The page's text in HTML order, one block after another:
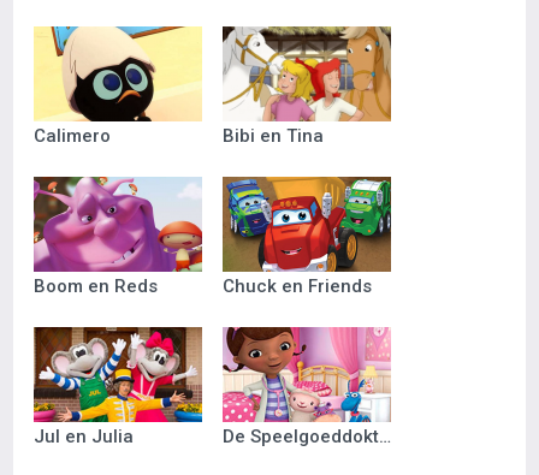
Calimero Bibi en Tina
Boom en Reds Chuck en Friends
Jul en Julia De Speelgoeddokter